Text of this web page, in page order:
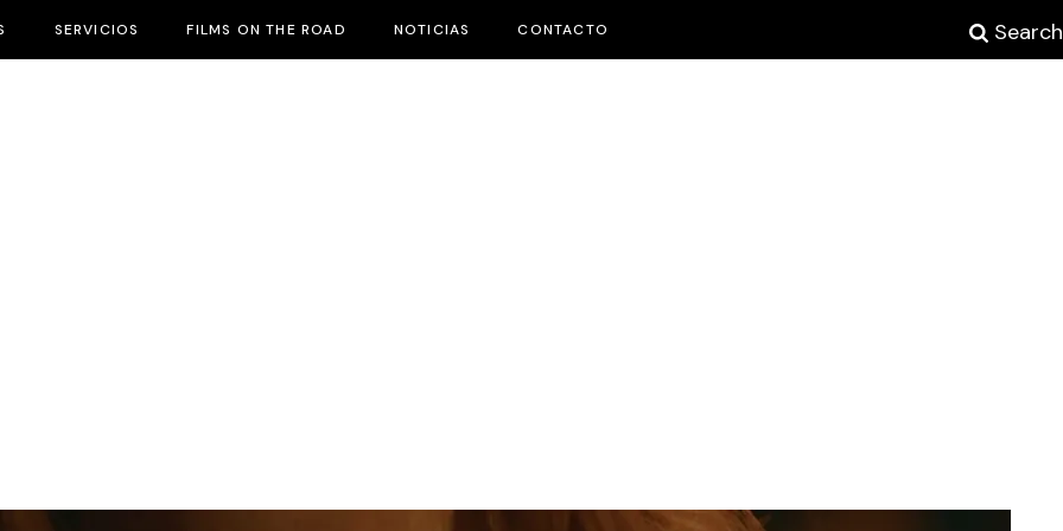
SERVICIOS FILMS ON THE ROAD NOTICIAS CONTACTO Search